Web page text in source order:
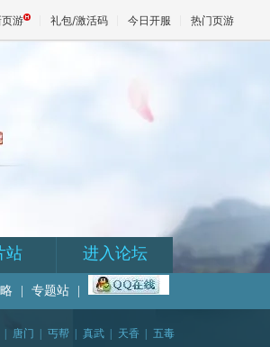
页游 礼包/激活码 今日开服 热门页游
站 进入论坛
专题站
唐门 丐帮 真武 天香 五毒